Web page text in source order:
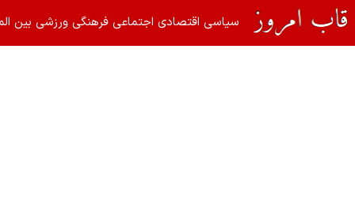
سیاسیاقتصادیاجتماعیفرهنگیورزشیبین